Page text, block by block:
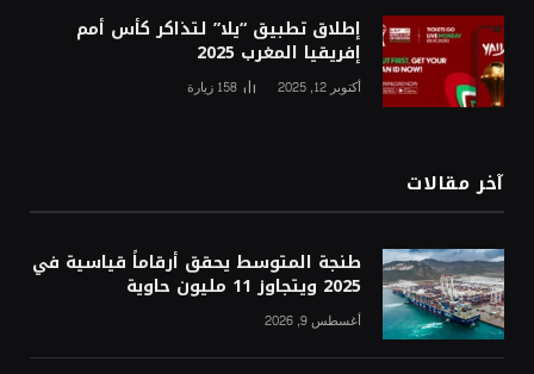
إطلاق تطبيق “يلا” لتذاكر كأس أمم
إفريقيا المغرب 2025
أكتوبر 12, 2025 158 زيارة
آخر مقالات
طنجة المتوسط يحقق أرقاماً قياسية في
2025 ويتجاوز 11 مليون حاوية
أغسطس 9, 2026